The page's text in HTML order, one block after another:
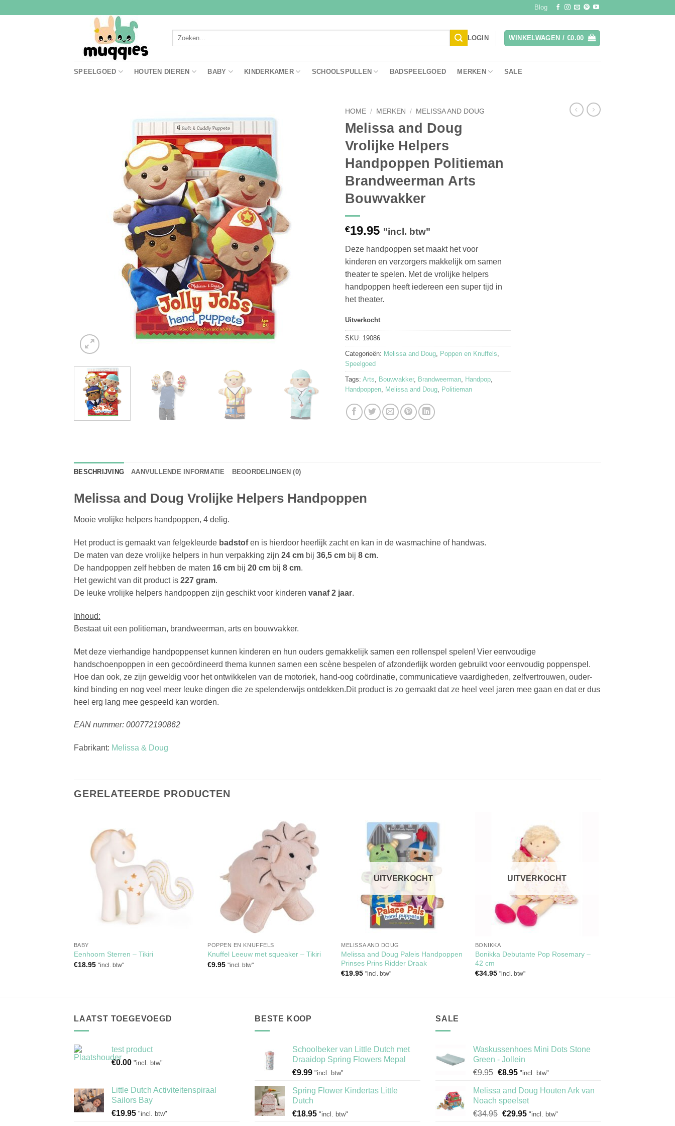
Blog
Zoeken
LOGIN WINKELWAGEN / €0.00
SPEELGOED HOUTEN DIEREN BABY KINDERKAMER SCHOOLSPULLEN BADSPEELGOED MERKEN SALE
HOME / MERKEN / MELISSA AND DOUG
Melissa and Doug
Vrolijke Helpers
Handpoppen Politieman
Brandweerman Arts
Bouwvakker
€19.95 "incl. btw"
Deze handpoppen set maakt het voor
kinderen en verzorgers makkelijk om samen
theater te spelen. Met de vrolijke helpers
handpoppen heeft iedereen een super tijd in
het theater.
Uitverkocht
SKU: 19086
Categorieën: Melissa and Doug, Poppen en Knuffels,
Speelgoed
Tags: Arts, Bouwvakker, Brandweerman, Handpop,
Handpoppen, Melissa and Doug, Politieman
BESCHRIJVING AANVULLENDE INFORMATIE BEOORDELINGEN (0)
Melissa and Doug Vrolijke Helpers Handpoppen
Mooie vrolijke helpers handpoppen, 4 delig.
Het product is gemaakt van felgekleurde badstofen is hierdoor heerlijk zacht en kan in de wasmachine of handwas.
De maten van deze vrolijke helpers in hun verpakking zijn 24 cm bij 36,5 cm bij 8 cm.
De handpoppen zelf hebben de maten 16 cm bij 20 cm bij 8 cm.
Het gewicht van dit product is 227 gram.
De leuke vrolijke helpers handpoppen zijn geschikt voor kinderen vanaf 2 jaar.
Inhoud:
Bestaat uit een politieman, brandweerman, arts en bouwvakker.
Met deze vierhandige handpoppenset kunnen kinderen en hun ouders gemakkelijk samen een rollenspel spelen! Vier eenvoudige
handschoenpoppen in een gecoördineerd thema kunnen samen een scène bespelen of afzonderlijk worden gebruikt voor eenvoudig poppenspel.
Hoe dan ook, ze zijn geweldig voor het ontwikkelen van de motoriek, hand-oog coördinatie, communicatieve vaardigheden, zelfvertrouwen, ouder-
kind binding en nog veel meer leuke dingen die ze spelenderwijs ontdekken.Dit product is zo gemaakt dat ze heel veel jaren mee gaan en dat er dus
heel erg lang mee gespeeld kan worden.
EAN nummer: 000772190862
Fabrikant: Melissa & Doug
GERELATEERDE PRODUCTEN
BABY
Eenhoorn Sterren – Tikiri
€18.95 "incl. btw"
Toevoegen
aan
verlanglijst
POPPEN EN KNUFFELS
Knuffel Leeuw met squeaker – Tikiri
€9.95 "incl. btw"
Toevoegen
verlanglijst
UITVERKOCHT
MELISSA AND DOUG
Melissa and Doug Paleis Handpoppen
Prinses Prins Ridder Draak
€19.95 "incl. btw"
UITVERKOCHT
BONIKKA
Bonikka Debutante Pop Rosemary –
42 cm
€34.95 "incl. btw"
LAATST TOEGEVOEGD
test product
€0.00 "incl. btw"
Little Dutch Activiteitenspiraal
Sailors Bay
€19.95 "incl. btw"
BESTE KOOP
Schoolbeker van Little Dutch met
Draaidop Spring Flowers Mepal
€9.99 "incl. btw"
Spring Flower Kindertas Little
Dutch
€18.95 "incl. btw"
SALE
Waskussenhoes Mini Dots Stone
Green - Jollein
€9.95 Oorspronkelijke
was:
€9.95.
€8.95Huidige
is:
€8.95.
"incl. btw"
Melissa and Doug Houten Ark van
Noach speelset
€34.95 Oorspronkelijke
€29.95Huidige
"incl. btw"